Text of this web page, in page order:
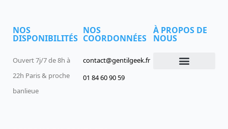
NOS
DISPONIBILITÉS
Ouvert 7j/7 de 8h à
22h Paris & proche
banlieue
NOS
COORDONNÉES
contact@gentilgeek.fr
01 84 60 90 59
À PROPOS DE
NOUS